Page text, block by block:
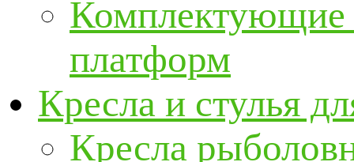
Комплектующие
платформ
Кресла и стулья
Кресла